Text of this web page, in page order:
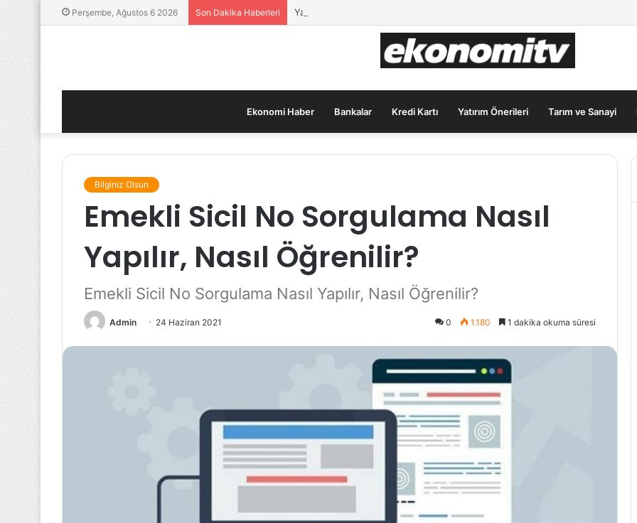
Perşembe, Ağustos 6 2026 Son Dakika Haberleri Yatırımcılar İçin Güvenli Liman: Altın Hâlâ İlk Sırada mı?
Ekonomi Haber Bankalar Kredi Kartı Yatırım Önerileri Tarım ve Sanayi
Bilginiz Olsun
Emekli Sicil No Sorgulama Nasıl
Yapılır, Nasıl Öğrenilir?
Emekli Sicil No Sorgulama Nasıl Yapılır, Nasıl Öğrenilir?
Admin 24 Haziran 2021 0 1.180 1 dakika okuma süresi